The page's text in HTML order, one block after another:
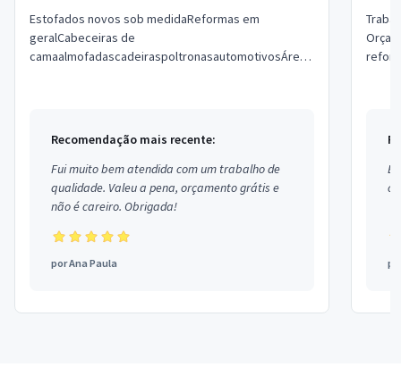
Estofados novos sob medidaReformas em
geralCabeceiras de
camaalmofadascadeiraspoltronasautomotivosÁreas
Recomendação mais recente:
Fui muito bem atendida com um trabalho de
qualidade. Valeu a pena, orçamento grátis e
não é careiro. Obrigada!
porAna Paula